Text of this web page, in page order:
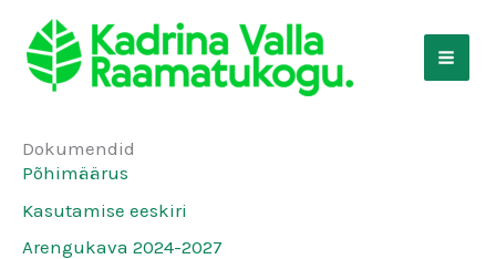
content
Dokumendid
Põhimäärus
Kasutamise eeskiri
Arengukava 2024-2027